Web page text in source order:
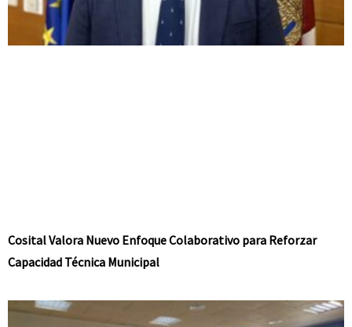
Cosital Valora Nuevo Enfoque Colaborativo para Reforzar
Capacidad Técnica Municipal